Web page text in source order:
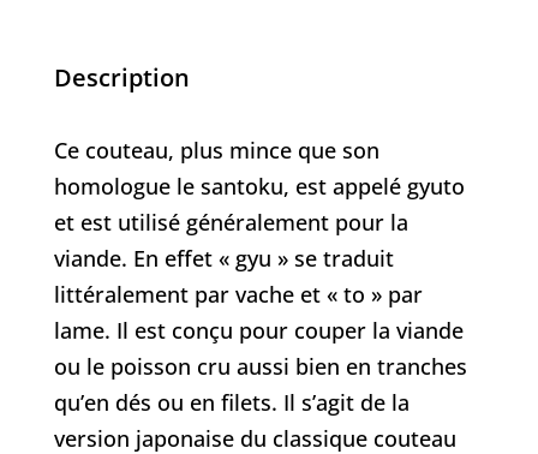
Description
Ce couteau, plus mince que son
homologue le santoku, est appelé gyuto
et est utilisé généralement pour la
viande. En effet « gyu » se traduit
littéralement par vache et « to » par
lame. Il est conçu pour couper la viande
ou le poisson cru aussi bien en tranches
qu’en dés ou en filets. Il s’agit de la
version japonaise du classique couteau